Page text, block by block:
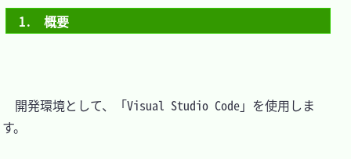
1.　概要
開発環境として、「Visual Studio Code」を使用しま
す。